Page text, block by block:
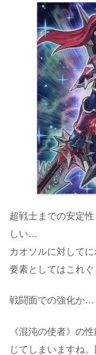
超戦士までの安定
しい…
カオソルに対して
要素としてはこれ
戦闘面での強化か…
《混沌の使者》の
じてしまいますね